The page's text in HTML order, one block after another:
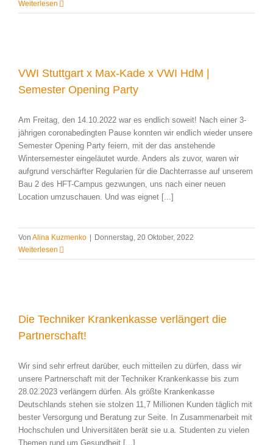
Weiterlesen
VWI Stuttgart x Max-Kade x VWI HdM |
Semester Opening Party
Am Freitag, den 14.10.2022 war es endlich soweit! Nach einer 3-
jährigen coronabedingten Pause konnten wir endlich wieder unsere
Semester Opening Party feiern, mit der das anstehende
Wintersemester eingeläutet wurde. Anders als zuvor, waren wir
aufgrund verschärfter Regularien für die Dachterrasse auf unserem
Bau 2 des HFT-Campus gezwungen, uns nach einer neuen
Location umzuschauen. Und was eignet [...]
Von Alina Kuzmenko | Donnerstag, 20 Oktober, 2022
Weiterlesen
Die Techniker Krankenkasse verlängert die
Partnerschaft!
Wir sind sehr erfreut darüber, euch mitteilen zu dürfen, dass wir
unsere Partnerschaft mit der Techniker Krankenkasse bis zum
28.02.2023 verlängern dürfen. Als größte Krankenkasse
Deutschlands stehen sie stolzen 11,7 Millionen Kunden täglich mit
bester Versorgung und Beratung zur Seite. In Zusammenarbeit mit
Hochschulen und Universitäten berät sie u.a. Studenten zu vielen
Themen rund um Gesundheit [...]